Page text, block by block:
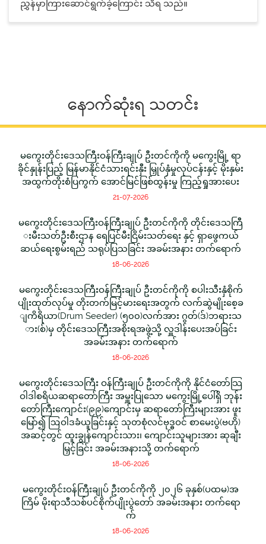
ညွှန်မှာကြားဆောင်ရွက်ခဲ့ကြောင်း သိရ သည်။
နောက်ဆုံးရ သတင်း
မကွေးတိုင်းဒေသကြီးဝန်ကြီးချုပ် ဦးတင်ကိုကို မကွေးမြို့ ရာ
ခိုင်နှုန်းပြည့် မြန်မာနိုင်ငံသားရင်းနှီး မြှုပ်နှံမှုလုပ်ငန်းနှင့် မိုးနှမ်း
အထွက်တိုးစံပြကွက် အောင်မြင်ဖြစ်ထွန်းမှု ကြည့်ရှုအားပေး
21-07-2026
မကွေးတိုင်းဒေသကြီးဝန်ကြီးချုပ် ဦးတင်ကိုကို တိုင်းဒေသကြီ
းမီးသတ်ဦးစီးဌာန ရေပြင်မီးငြိမ်းသတ်ရေး နှင့် ရှာဖွေကယ်
ဆယ်ရေးစွမ်းရည် သရုပ်ပြသခြင်း အခမ်းအနား တက်ရောက်
18-06-2026
မကွေးတိုင်းဒေသကြီးဝန်ကြီးချုပ် ဦးတင်ကိုကို စပါးသီးနှံစိုက်
ပျိုးထုတ်လုပ်မှု တိုးတက်မြင့်မားရေးအတွက် လက်ဆွဲမျိုးစေ့ခ
ျကိရိယာ(Drum Seeder) (၅၀၀)လက်အား ဂွတ်(ဒ်)ဘရားသ
ား(စ်)မှ တိုင်းဒေသကြီးအစိုးရအဖွဲ့သို့ လှူဒါန်းပေးအပ်ခြင်း
အခမ်းအနား တက်ရောက်
18-06-2026
မကွေးတိုင်းဒေသကြီး ဝန်ကြီးချုပ် ဦးတင်ကိုကို နိုင်ငံတော်သြ
ဝါဒါစရိယဆရာတော်ကြီး အမှူးပြုသော မကွေးမြို့ပေါ်ရှိ ဘုန်း
တော်ကြီးကျောင်း(၉၉)ကျောင်းမှ ဆရာတော်ကြီးများအား ဖူး
မြော်၍ ဩဝါဒခံယူခြင်းနှင့် သုတစုံလင်ဗုဒ္ဓဝင် စာမေးပွဲ(ဗဟို)
အဆင့်တွင် ထူးချွန်ကျောင်းသား၊ ကျောင်းသူများအား ဆုချီး
မြှင့်ခြင်း အခမ်းအနားသို့ တက်ရောက်
18-06-2026
မကွေးတိုင်းဝန်ကြီးချုပ် ဦးတင်ကိုကို ၂၀၂၆ ခုနှစ်(ပထမ)အ
ကြိမ် မိုးရာသီသစ်ပင်စိုက်ပျိုးပွဲတော် အခမ်းအနား တက်ရော
က်
18-06-2026